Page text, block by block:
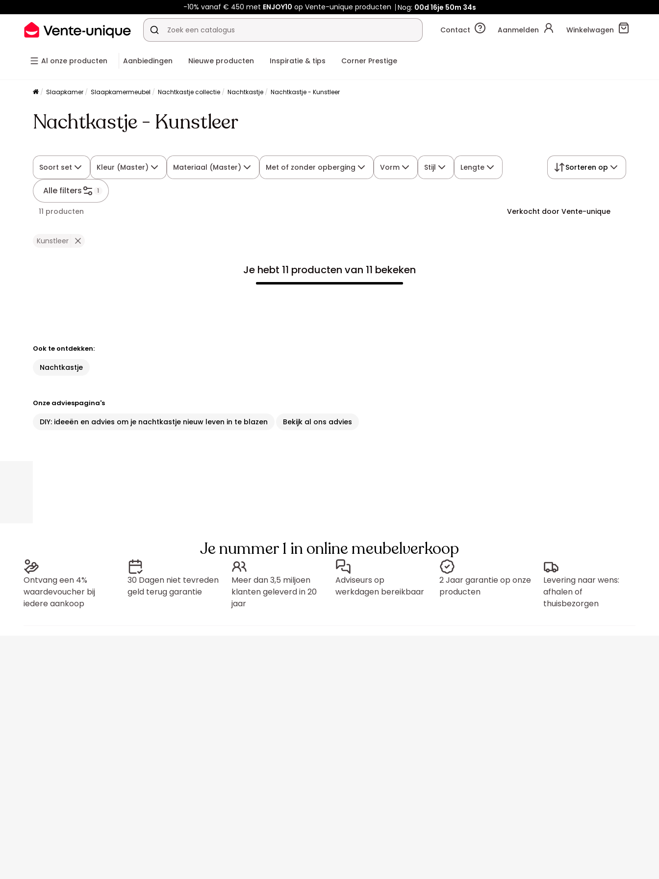
-10% vanaf € 450 met ENJOY10 op Vente-unique producten Nog: 00d 16je 50m 33s
Contact Aanmelden Winkelwagen
Al onze producten Aanbiedingen Nieuwe producten Inspiratie & tips Corner Prestige
Slaapkamer Slaapkamermeubel Nachtkastje collectie Nachtkastje Nachtkastje - Kunstleer
Nachtkastje - Kunstleer
Soort set Kleur (Master) Materiaal (Master) Met of zonder opberging Vorm Stijl Lengte
Alle filters 1
Sorteren op
11 producten Verkocht door Vente-unique
Kunstleer
Je hebt 11 producten van 11 bekeken
Ook te ontdekken:
Nachtkastje
Onze adviespagina's
DIY: ideeën en advies om je nachtkastje nieuw leven in te blazen Bekijk al ons advies
Je nummer 1 in online meubelverkoop
Ontvang een 4%
waardevoucher bij
iedere aankoop
30 Dagen niet tevreden
geld terug garantie
Meer dan 3,5 miljoen
klanten geleverd in 20
jaar
Adviseurs op
werkdagen bereikbaar
2 Jaar garantie op onze
producten
Levering naar wens:
afhalen of
thuisbezorgen